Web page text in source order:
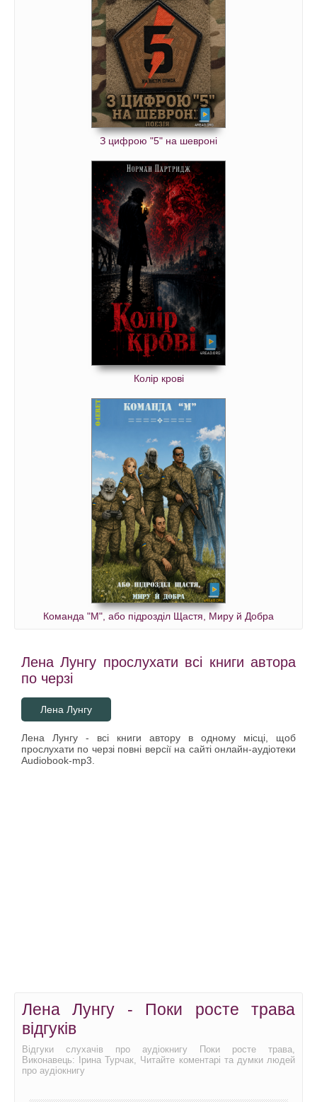
З цифрою "5" на шевроні
Колір крові
Команда "М", або підрозділ Щастя, Миру й Добра
Лена Лунгу прослухати всі книги автора
по черзі
Лена Лунгу
Лена Лунгу - всі книги автору в одному місці, щоб
прослухати по черзі повні версії на сайті онлайн-аудіотеки
Audiobook-mp3.
Лена Лунгу - Поки росте трава
відгуків
Відгуки слухачів про аудіокнигу Поки росте трава,
Виконавець: Ірина Турчак, Читайте коментарі та думки людей
про аудіокнигу